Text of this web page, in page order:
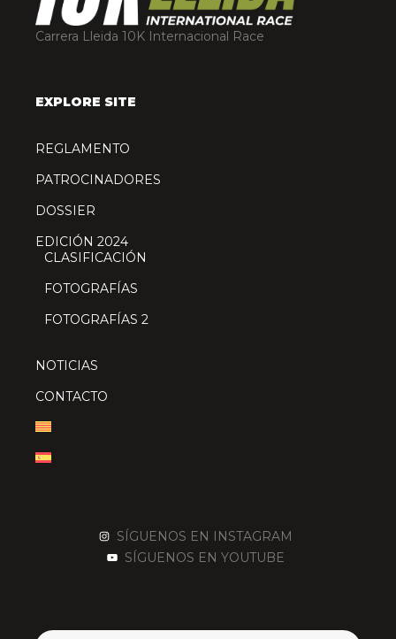
Carrera Lleida 10K Internacional Race
EXPLORE SITE
REGLAMENTO
PATROCINADORES
DOSSIER
EDICIÓN 2024
CLASIFICACIÓN
FOTOGRAFÍAS
FOTOGRAFÍAS 2
NOTICIAS
CONTACTO
SÍGUENOS EN INSTAGRAM
SÍGUENOS EN YOUTUBE